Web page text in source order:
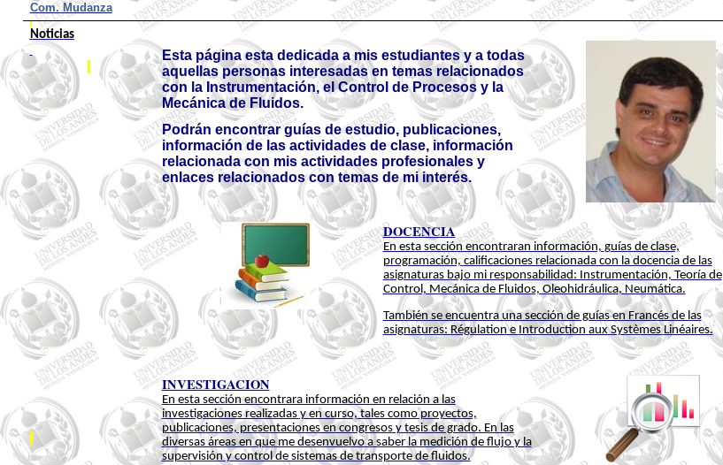
Com. Mudanza
Noticias
Esta página esta dedicada a mis estudiantes y a todas
aquellas personas interesadas en temas relacionados
con la Instrumentación, el Control de Procesos y la
Mecánica de Fluidos.
Podrán encontrar guías de estudio, publicaciones,
información de las actividades de clase, información
relacionada con mis actividades profesionales y
enlaces relacionados con temas de mi interés.
DOCENCIA
En esta sección encontraran información, guías de clase,
programación, calificaciones relacionadacon la docencia de las
asignaturas bajo mi responsabilidad: Instrumentación, Teoría de
Control, Mecánica de Fluidos, Oleohidráulica, Neumática.
También se encuentra una sección de guías en Francés de las
asignaturas:Régulatione Introduction aux Systèmes Linéaires.
INVESTIGACION
En esta sección encontrara información en relación a las
investigaciones realizadas y en curso, tales como proyectos,
publicaciones, presentaciones en congresos y tesis de grado. En las
diversas áreas en que me desenvuelvo a saber la medición de flujo y la
supervisión y control de sistemas de transporte de fluidos.